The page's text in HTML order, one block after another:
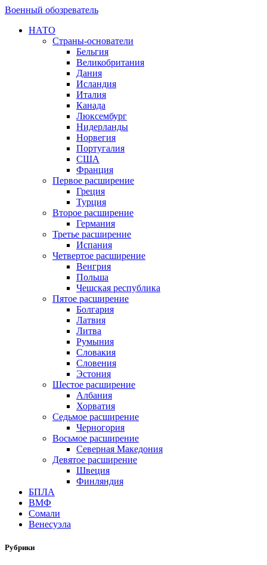
Военный обозреватель
НАТО
Страны-основатели
Бельгия
Великобритания
Дания
Исландия
Италия
Канада
Люксембург
Нидерланды
Норвегия
Португалия
США
Франция
Первое расширение
Греция
Турция
Второе расширение
Германия
Третье расширение
Испания
Четвертое расширение
Венгрия
Польша
Чешская республика
Пятое расширение
Болгария
Латвия
Литва
Румыния
Словакия
Словения
Эстония
Шестое расширение
Албания
Хорватия
Седьмое расширение
Черногория
Восьмое расширение
Северная Македония
Девятое расширение
Швеция
Финляндия
БПЛА
ВМФ
Сомали
Венесуэла
Рубрики